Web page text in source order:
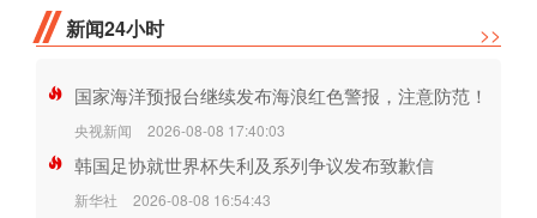
新闻24小时 >>
国家海洋预报台继续发布海浪红色警报，注意防范！
央视新闻 2026-08-08 17:40:03
韩国足协就世界杯失利及系列争议发布致歉信
新华社 2026-08-08 16:54:43